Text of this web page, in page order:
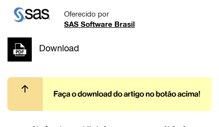
Oferecido por
SAS Software Brasil
Download